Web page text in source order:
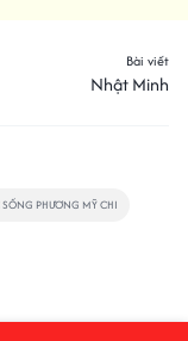
Bài viết
Nhật Minh
PHƯƠNG MỸ CHI